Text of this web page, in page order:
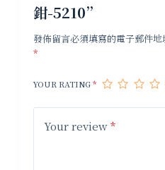
鉗-5210”
發佈留言必須填寫的電子郵件地
*
YOUR RATING*
Your review*